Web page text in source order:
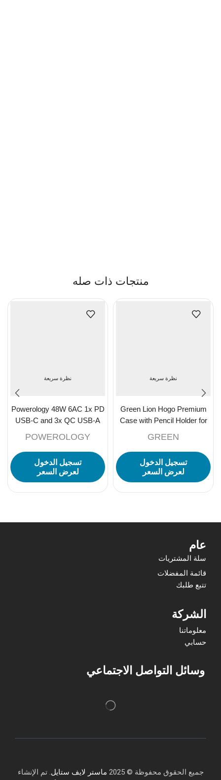
منتجات ذات صله
نظرة سريعة
Green Lion Hogo Premium
Case with Pencil Holder for
GREEN
تسجيل الدخول
لعرض السعر
نظرة سريعة
Powerology 48W 6AC 1x PD
USB-C and 3x QC USB-A
POWEROLOGY
تسجيل الدخول
لعرض السعر
عام
سلة المشتريات
قائمة المفضلات
تتبع طلبك
الشركة
معلوماتنا
حسابي
وسائل التواصل الاجتماعي
جميع الحقوق محفوظة © 2025 ماستر لايف ستايل. تم الإنشاء